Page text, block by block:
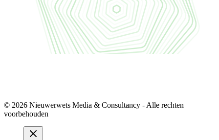
© 2026 Nieuwerwets Media & Consultancy - Alle rechten
voorbehouden